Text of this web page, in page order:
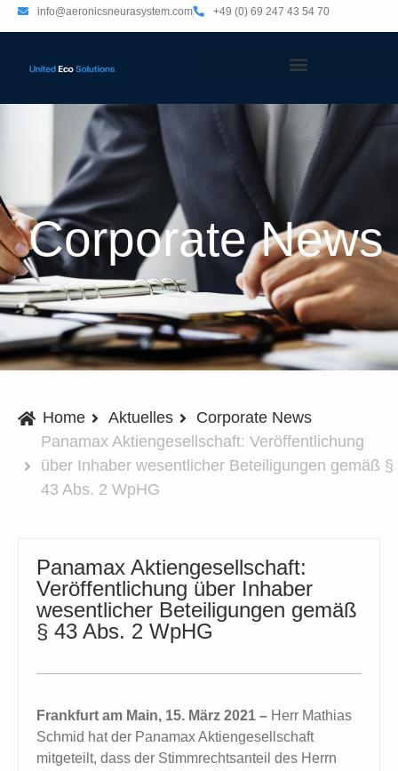
info@aeronicsneurasystem.com +49 (0) 69 247 43 54 70
Corporate News
Home Aktuelles
Corporate News
Panamax Aktiengesellschaft: Veröffentlichung
über Inhaber wesentlicher Beteiligungen gemäß §
43 Abs. 2 WpHG
Panamax Aktiengesellschaft:
Veröffentlichung über Inhaber
wesentlicher Beteiligungen gemäß
§ 43 Abs. 2 WpHG
Frankfurt am Main, 15. März 2021 – Herr Mathias
Schmid hat der Panamax Aktiengesellschaft
mitgeteilt, dass der Stimmrechtsanteil des Herrn